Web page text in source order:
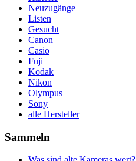
Neuzugänge
Listen
Gesucht
Canon
Casio
Fuji
Kodak
Nikon
Olympus
Sony
alle Hersteller
Sammeln